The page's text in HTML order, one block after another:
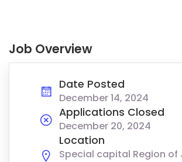
Job Overview
Date Posted
December 14, 2024
Applications Closed
December 20, 2024
Location
Special capital Region of